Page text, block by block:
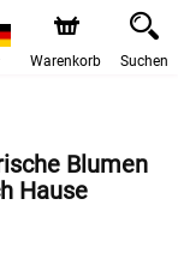
Warenkorb Suchen
Blumen
Hause